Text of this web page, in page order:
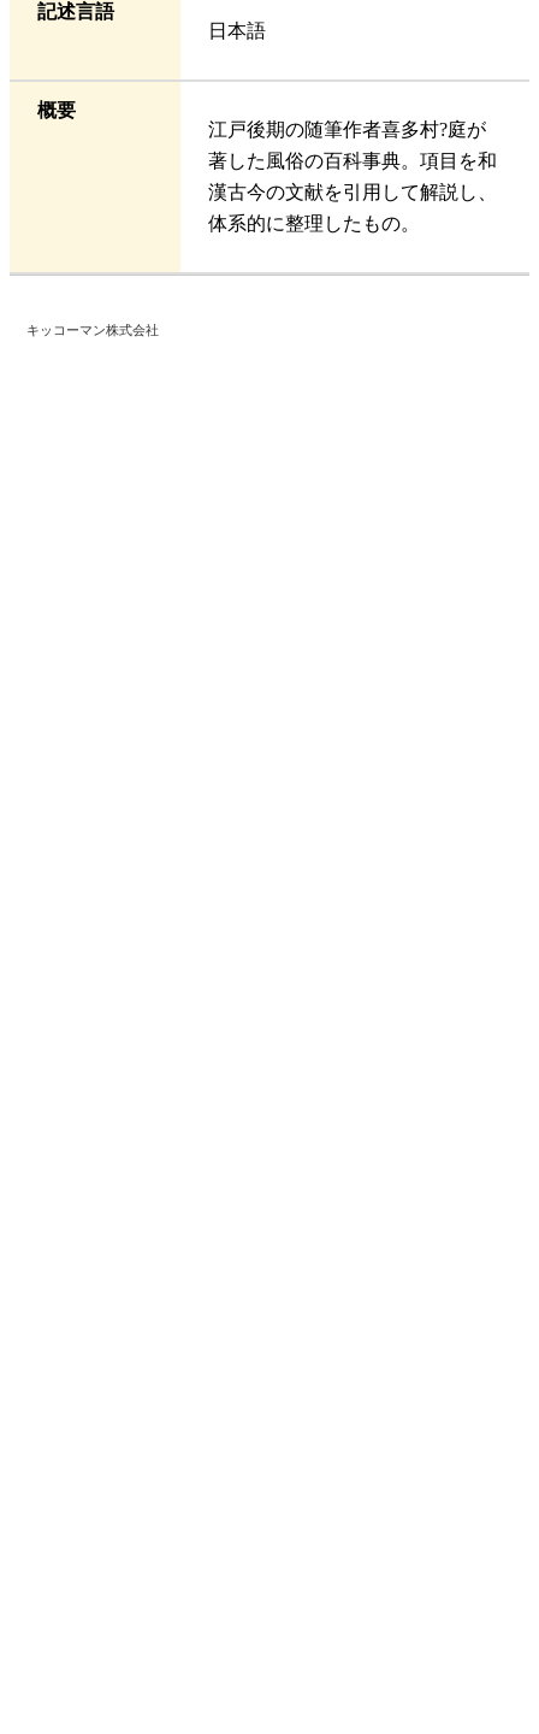
記述言語
日本語
概要
江戸後期の随筆作者喜多村?庭が
著した風俗の百科事典。項目を和
漢古今の文献を引用して解説し、
体系的に整理したもの。
キッコーマン株式会社